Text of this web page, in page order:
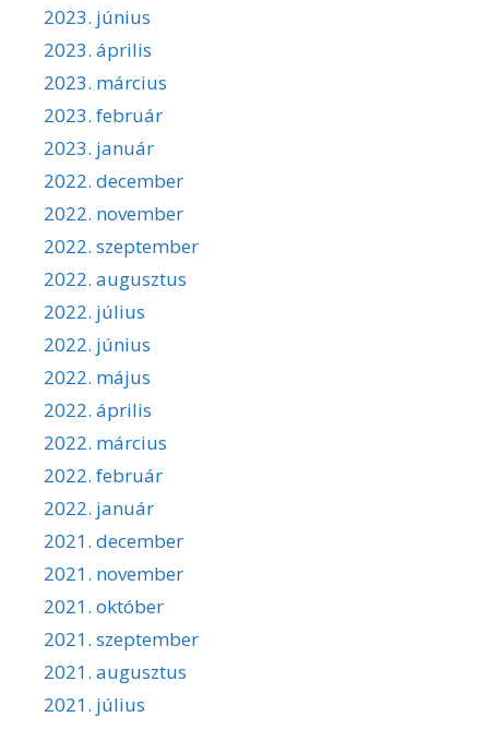
2023. június
2023. április
2023. március
2023. február
2023. január
2022. december
2022. november
2022. szeptember
2022. augusztus
2022. július
2022. június
2022. május
2022. április
2022. március
2022. február
2022. január
2021. december
2021. november
2021. október
2021. szeptember
2021. augusztus
2021. július